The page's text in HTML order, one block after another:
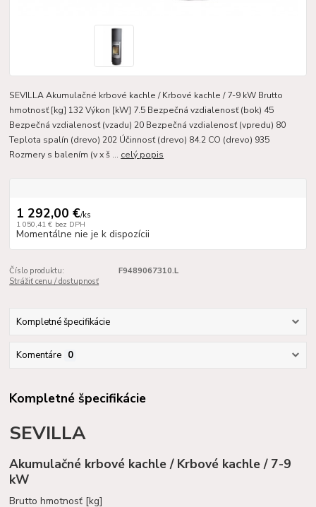
SEVILLA Akumulačné krbové kachle / Krbové kachle / 7-9 kW Brutto
hmotnosť [kg] 132 Výkon [kW] 7.5 Bezpečná vzdialenosť (bok) 45
Bezpečná vzdialenosť (vzadu) 20 Bezpečná vzdialenosť (vpredu) 80
Teplota spalín (drevo) 202 Účinnosť (drevo) 84.2 CO (drevo) 935
Rozmery s balením (v x š ... celý popis
1 292,00 €/ks
1 050,41 € bez DPH
Momentálne nie je k dispozícii
Číslo produktu:
F9489067310.L
Strážiť cenu / dostupnosť
Kompletné špecifikácie
Komentáre 0
Kompletné špecifikácie
SEVILLA
Akumulačné krbové kachle / Krbové kachle / 7-9
kW
Brutto hmotnosť [kg]